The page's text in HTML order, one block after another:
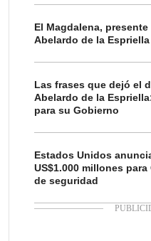
El Magdalena,
Abelardo de la Espriella
Las frases que dejó el
Abelardo de la
para su Gobierno
Estados Unidos
US$1.000 millones
de seguridad